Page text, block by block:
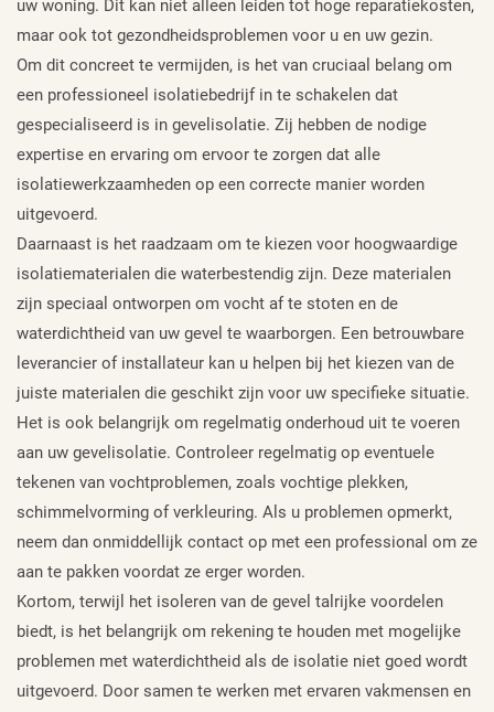
uw woning. Dit kan niet alleen leiden tot hoge reparatiekosten,
maar ook tot gezondheidsproblemen voor u en uw gezin.
Om dit concreet te vermijden, is het van cruciaal belang om
een professioneel isolatiebedrijf in te schakelen dat
gespecialiseerd is in gevelisolatie. Zij hebben de nodige
expertise en ervaring om ervoor te zorgen dat alle
isolatiewerkzaamheden op een correcte manier worden
uitgevoerd.
Daarnaast is het raadzaam om te kiezen voor hoogwaardige
isolatiematerialen die waterbestendig zijn. Deze materialen
zijn speciaal ontworpen om vocht af te stoten en de
waterdichtheid van uw gevel te waarborgen. Een betrouwbare
leverancier of installateur kan u helpen bij het kiezen van de
juiste materialen die geschikt zijn voor uw specifieke situatie.
Het is ook belangrijk om regelmatig onderhoud uit te voeren
aan uw gevelisolatie. Controleer regelmatig op eventuele
tekenen van vochtproblemen, zoals vochtige plekken,
schimmelvorming of verkleuring. Als u problemen opmerkt,
neem dan onmiddellijk contact op met een professional om ze
aan te pakken voordat ze erger worden.
Kortom, terwijl het isoleren van de gevel talrijke voordelen
biedt, is het belangrijk om rekening te houden met mogelijke
problemen met waterdichtheid als de isolatie niet goed wordt
uitgevoerd. Door samen te werken met ervaren vakmensen en